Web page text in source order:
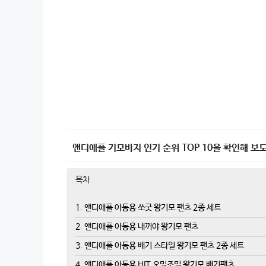
앤디애플 기모바지 인기 순위 TOP 10을 확인해 보
목차
1. 앤디애플 아동용 쏘굿 왕기모 팬츠 2종 세트
2. 앤디애플 아동용 내꺼야 왕기모 팬츠
3. 앤디애플 아동용 배기 스타일 왕기모 팬츠 2종 세트